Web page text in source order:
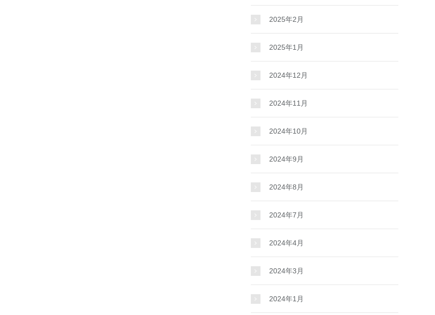
2025年2月
2025年1月
2024年12月
2024年11月
2024年10月
2024年9月
2024年8月
2024年7月
2024年4月
2024年3月
2024年1月